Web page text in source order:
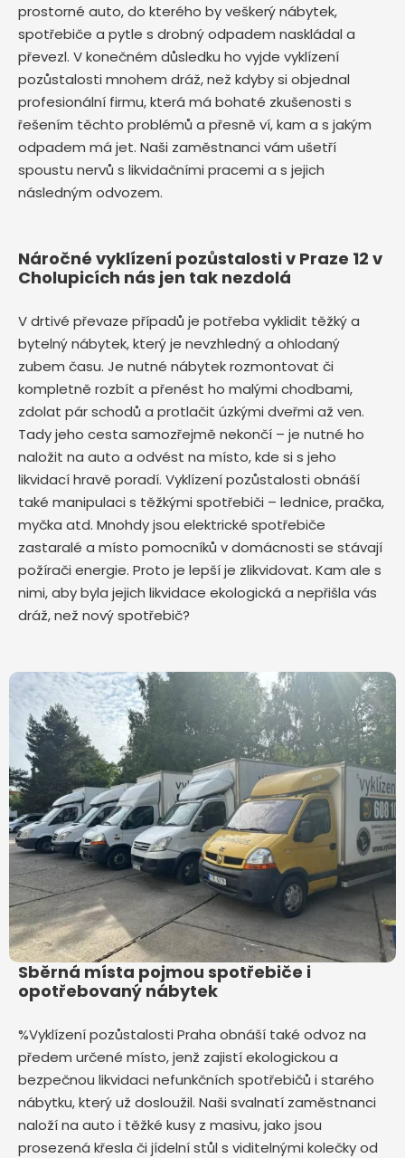
prostorné auto, do kterého by veškerý nábytek,
spotřebiče a pytle s drobný odpadem naskládal a
převezl. V konečném důsledku ho vyjde vyklízení
pozůstalosti mnohem dráž, než kdyby si objednal
profesionální firmu, která má bohaté zkušenosti s
řešením těchto problémů a přesně ví, kam a s jakým
odpadem má jet. Naši zaměstnanci vám ušetří
spoustu nervů s likvidačními pracemi a s jejich
následným odvozem.
Náročné vyklízení pozůstalosti v Praze 12 v
Cholupicích nás jen tak nezdolá
V drtivé převaze případů je potřeba vyklidit těžký a
bytelný nábytek, který je nevzhledný a ohlodaný
zubem času. Je nutné nábytek rozmontovat či
kompletně rozbít a přenést ho malými chodbami,
zdolat pár schodů a protlačit úzkými dveřmi až ven.
Tady jeho cesta samozřejmě nekončí – je nutné ho
naložit na auto a odvést na místo, kde si s jeho
likvidací hravě poradí. Vyklízení pozůstalosti obnáší
také manipulaci s těžkými spotřebiči – lednice, pračka,
myčka atd. Mnohdy jsou elektrické spotřebiče
zastaralé a místo pomocníků v domácnosti se stávají
požírači energie. Proto je lepší je zlikvidovat. Kam ale s
nimi, aby byla jejich likvidace ekologická a nepřišla vás
dráž, než nový spotřebič?
Sběrná místa pojmou spotřebiče i
opotřebovaný nábytek
%Vyklízení pozůstalosti Praha obnáší také odvoz na
předem určené místo, jenž zajistí ekologickou a
bezpečnou likvidaci nefunkčních spotřebičů i starého
nábytku, který už dosloužil. Naši svalnatí zaměstnanci
naloží na auto i těžké kusy z masivu, jako jsou
prosezená křesla či jídelní stůl s viditelnými kolečky od